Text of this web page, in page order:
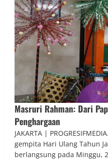
Masruri Rahman: Dari
Penghargaan
JAKARTA |
gempita Hari Ulang Tahun
berlangsung pada Minggu,